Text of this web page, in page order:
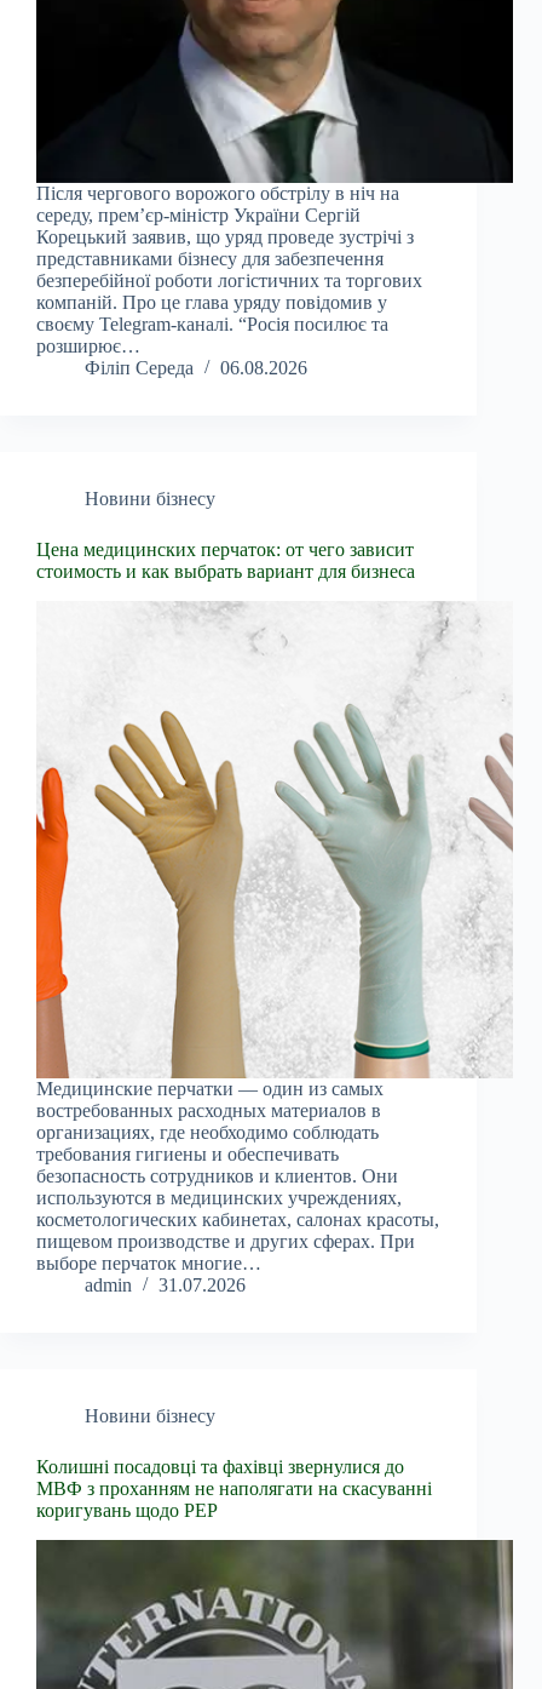
Після чергового ворожого обстрілу в ніч на
середу, прем’єр-міністр України Сергій
Корецький заявив, що уряд проведе зустрічі з
представниками бізнесу для забезпечення
безперебійної роботи логістичних та торгових
компаній. Про це глава уряду повідомив у
своєму Telegram-каналі. “Росія посилює та
розширює…
Філіп Середа
06.08.2026
Новини бізнесу
Цена медицинских перчаток: от чего зависит
стоимость и как выбрать вариант для бизнеса
Медицинские перчатки — один из самых
востребованных расходных материалов в
организациях, где необходимо соблюдать
требования гигиены и обеспечивать
безопасность сотрудников и клиентов. Они
используются в медицинских учреждениях,
косметологических кабинетах, салонах красоты,
пищевом производстве и других сферах. При
выборе перчаток многие…
admin
31.07.2026
Новини бізнесу
Колишні посадовці та фахівці звернулися до
МВФ з проханням не наполягати на скасуванні
коригувань щодо PEP